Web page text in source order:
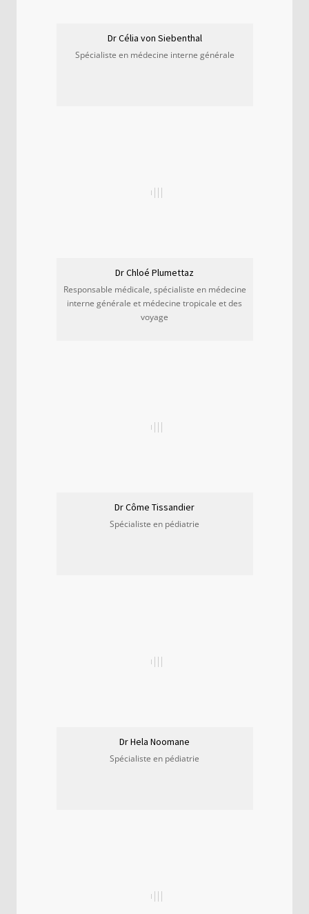
Dr Célia von Siebenthal
Spécialiste en médecine interne générale
Dr Chloé Plumettaz
Responsable médicale, spécialiste en médecine
interne générale et médecine tropicale et des
voyage
Dr Côme Tissandier
Spécialiste en pédiatrie
Dr Hela Noomane
Spécialiste en pédiatrie